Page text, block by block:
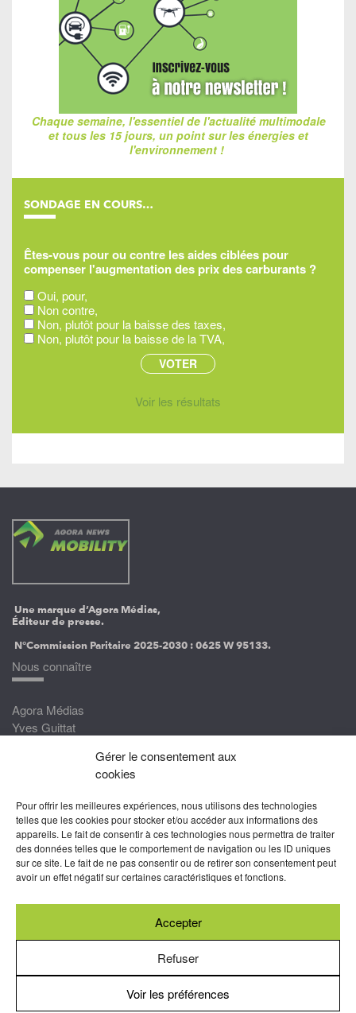
Gérer le consentement aux
cookies
Pour offrir les meilleures expériences, nous utilisons des technologies
telles que les cookies pour stocker et/ou accéder aux informations des
appareils. Le fait de consentir à ces technologies nous permettra de traiter
des données telles que le comportement de navigation ou les ID uniques
sur ce site. Le fait de ne pas consentir ou de retirer son consentement peut
avoir un effet négatif sur certaines caractéristiques et fonctions.
Accepter
Refuser
Voir les préférences
Chaque semaine, l'essentiel de l'actualité multimodale
et tous les 15 jours, un point sur les énergies et
l'environnement !
SONDAGE EN COURS…
Êtes-vous pour ou contre les aides ciblées pour
compenser l'augmentation des prix des carburants ?
Oui, pour,
Non contre,
Non, plutôt pour la baisse des taxes,
Non, plutôt pour la baisse de la TVA,
Voir les résultats
Une marque d’Agora Médias,
Éditeur de presse.
N°Commission Paritaire 2025-2030 :0625 W 95133.
Nous connaître
Agora Médias
Yves Guittat
Devenez correspondant
Rejoignez nos experts
Devenez Partenaire
Nous suivre
Abonnez-vous à nos newsletters
Conditions générales d’utilisation